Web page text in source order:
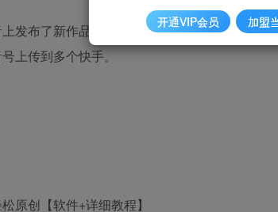
发布了新作品，咱们的脚本自动同步搬运到快
上传到多个快手。
开通VIP会员 加盟